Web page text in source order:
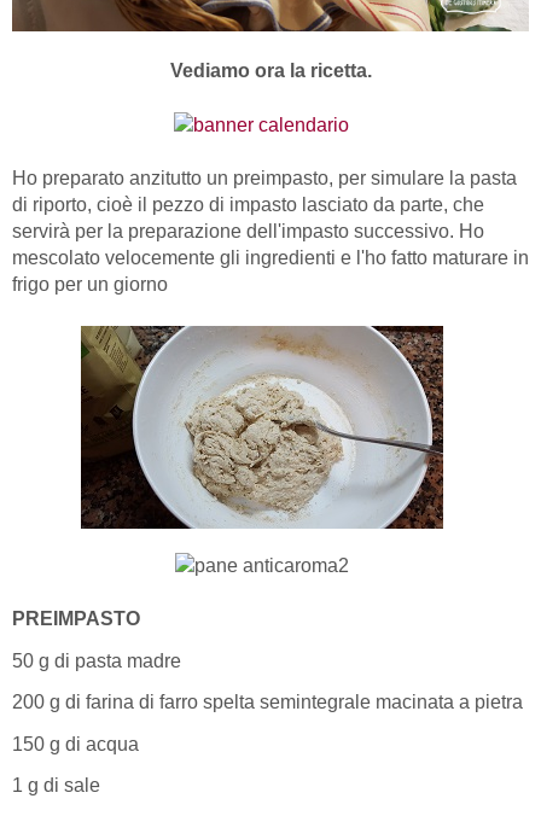
Vediamo ora la ricetta.
Ho preparato anzitutto un preimpasto, per simulare la pasta
di riporto, cioè il pezzo di impasto lasciato da parte, che
servirà per la preparazione dell'impasto successivo. Ho
mescolato velocemente gli ingredienti e l'ho fatto maturare in
frigo per un giorno
PREIMPASTO
50 g di pasta madre
200 g di farina di farro spelta semintegrale macinata a pietra
150 g di acqua
1 g di sale